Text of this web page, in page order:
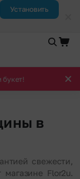
Установить
в
свежести,
Flor2u.